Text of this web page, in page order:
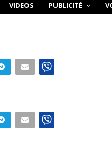
VIDEOS PUBLICITÉ